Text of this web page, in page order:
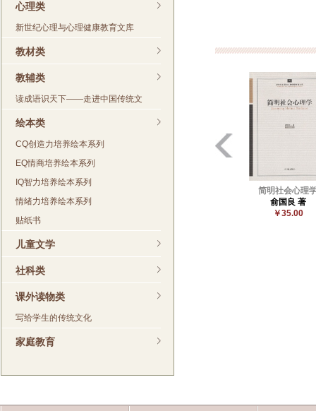
心理类
新世纪心理与心理健康教育文库
教材类
教辅类
读成语识天下——走进中国传统文
绘本类
CQ创造力培养绘本系列
EQ情商培养绘本系列
IQ智力培养绘本系列
情绪力培养绘本系列
贴纸书
儿童文学
社科类
课外读物类
写给学生的传统文化
家庭教育
简明社会心理
俞国良 著
￥35.00